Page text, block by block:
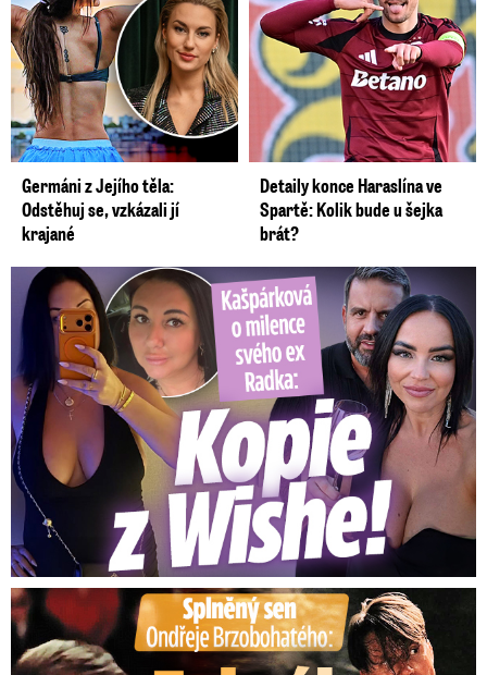
Germáni z Jejího těla:
Odstěhuj se, vzkázali jí
krajané
Detaily konce Haraslína ve
Spartě: Kolik bude u šejka
brát?
Kašpárková o milence svého ex Radka: Kopie z Wishe!
Splněný sen Ondřeje Brzobohatého: Zahrál si svého tátu